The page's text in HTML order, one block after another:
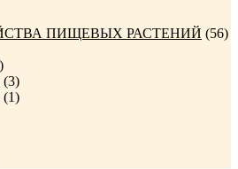
ПИЩЕВЫХ РАСТЕНИЙ (56)
(3)
(1)